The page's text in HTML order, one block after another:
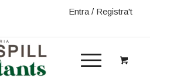
Entra / Registra't